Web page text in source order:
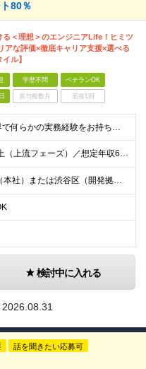
80％
る＜理想＞のエンジニアLife！ヒミツ
アな評価×徹底キャリア支援×選べる
ル】
学歴不問 ベテランOK
賞与複数月 面接1回
学歴不問、IT業界で何らかの実務経験をお持ちの方（1年以上） ※ブランクのある方歓迎 ※担当業務/フェーズ/使用言語などは限定せず ※経験年数も限定せず。経験の浅い方からベテランまで歓迎
【月給53万円以上（上流フェーズ）／想定年収636万円以上】 ★詳しくは下記をご参照ください！ ■育成枠採用（職種未経験～経験1年未満／メンター制度適用社員） 月給25万円以上 ※社会人経験、技術
【東京都品川区（本社）または渋谷区（開発拠点）各プロジェクト先の勤務地】 ◎リモート案件も多数のため在宅勤務も可能です！ 常駐・ハイブリッド型・フルリモートなど柔軟に対応しています。 ※転勤はございま
検討中に入れる
2026.08.31
話を聞きたい応募可